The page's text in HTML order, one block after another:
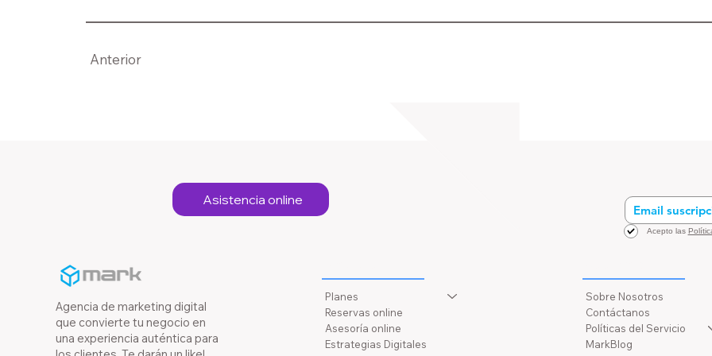
Anterior
Asistencia online
Acepto las
Agencia de marketing digital
que convierte tu negocio en
una experiencia auténtica para
Planes
Reservas online
Asesoría online
Estrategias Digitales
Sobre Nosotros
Contáctanos
Políticas del Servicio
MarkBlog